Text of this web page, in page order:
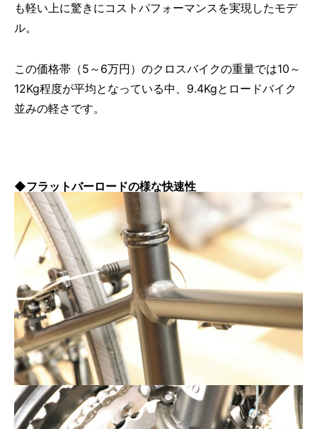
も軽い上に驚きにコストパフォーマンスを実現したモデ
ル。
この価格帯（5～6万円）のクロスバイクの重量では10～
12Kg程度が平均となっている中、9.4Kgとロードバイク
並みの軽さです。
◆フラットバーロードの様な快速性